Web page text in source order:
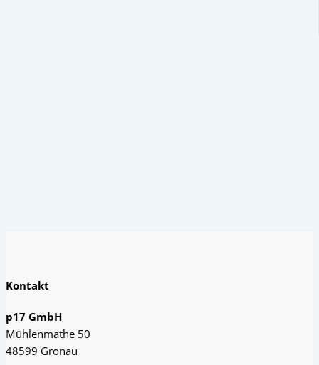
Kontakt
p17 GmbH
Mühlenmathe 50
48599 Gronau